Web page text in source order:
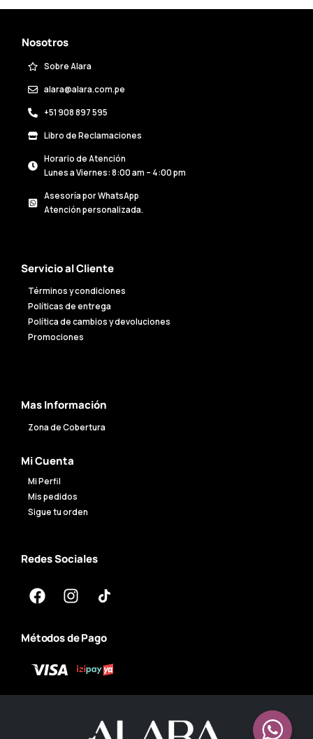
Nosotros
Sobre Alara
alara@alara.com.pe
+51 908 897 595
Libro de Reclamaciones
Horario de Atención
Lunes a Viernes: 8:00 am – 4:00 pm
Asesoría por WhatsApp
Atención personalizada.
Servicio al Cliente
Términos y condiciones
Políticas de entrega
Política de cambios y devoluciones
Promociones
Mas Información
Zona de Cobertura
Mi Cuenta
Mi Perfil
Mis pedidos
Sigue tu orden
Redes Sociales
Métodos de Pago